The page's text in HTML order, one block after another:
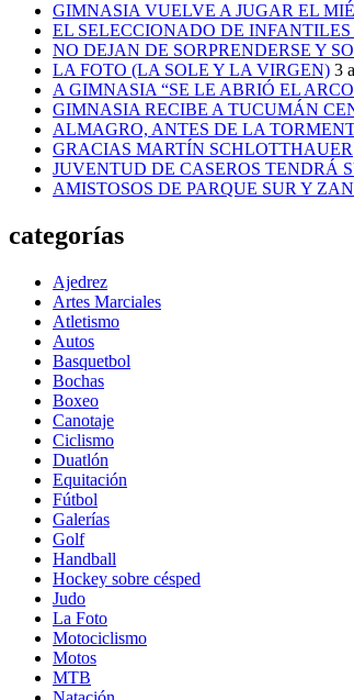
GIMNASIA VUELVE A JUGAR EL
EL SELECCIONADO DE
NO DEJAN DE SORPRENDERSE Y
LA FOTO (LA SOLE Y LA VIRGEN) 3
A GIMNASIA “SE LE ABRIÓ EL
GIMNASIA RECIBE A TUCUMÁN
ALMAGRO, ANTES DE LA
GRACIAS MARTÍN SCHLOTTHAUER
JUVENTUD DE CASEROS TENDRÁ
AMISTOSOS DE PARQUE SUR Y
categorías
Ajedrez
Artes Marciales
Atletismo
Autos
Basquetbol
Bochas
Boxeo
Canotaje
Ciclismo
Duatlón
Equitación
Fútbol
Galerías
Golf
Handball
Hockey sobre césped
Judo
La Foto
Motociclismo
Motos
MTB